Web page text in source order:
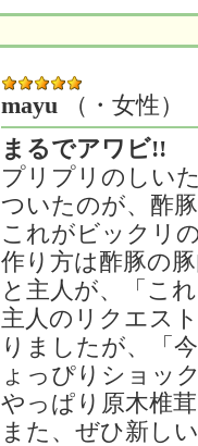
mayu （・女性）
まるでアワビ!!
プリプリのしい
ついたのが、酢
これがビックリ
作り方は酢豚の
と主人が、「こ
主人のリクエス
りましたが、「
ょっぴりショッ
やっぱり原木椎
また、ぜひ新し